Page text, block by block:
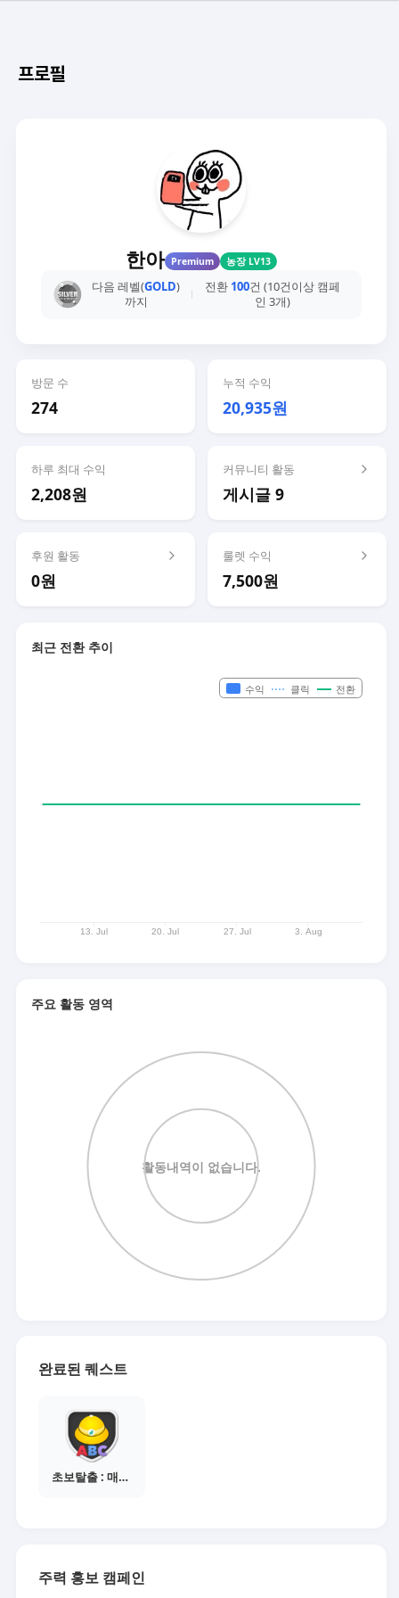
프로필
한아 Premium 농장 LV13
다음 레벨(GOLD)
까지
전환 100건 (10건이상 캠페
인 3개)
방문 수
274
누적 수익
20,935원
하루 최대 수익
2,208원
커뮤니티 활동
게시글 9
후원 활동
0원
룰렛 수익
7,500원
최근 전환 추이
주요 활동 영역
완료된 퀘스트
초보탈출 : 매체별 활동 가이드보기
주력 홍보 캠페인